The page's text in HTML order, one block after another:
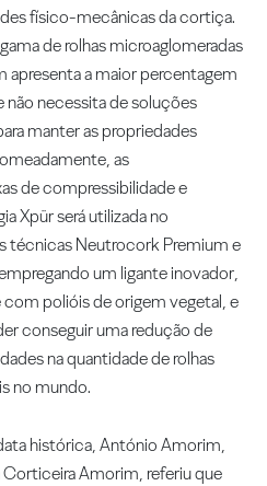
físico-mecânicas da cortiça.
de rolhas microaglomeradas
apresenta a maior percentagem
não necessita de soluções
manter as propriedades
as
de compressibilidade e
Xpür será utilizada no
técnicas Neutrocork Premium e
um ligante inovador,
polióis de origem vegetal, e
conseguir uma redução de
na quantidade de rolhas
no mundo.
histórica, António Amorim,
Corticeira Amorim, referiu que